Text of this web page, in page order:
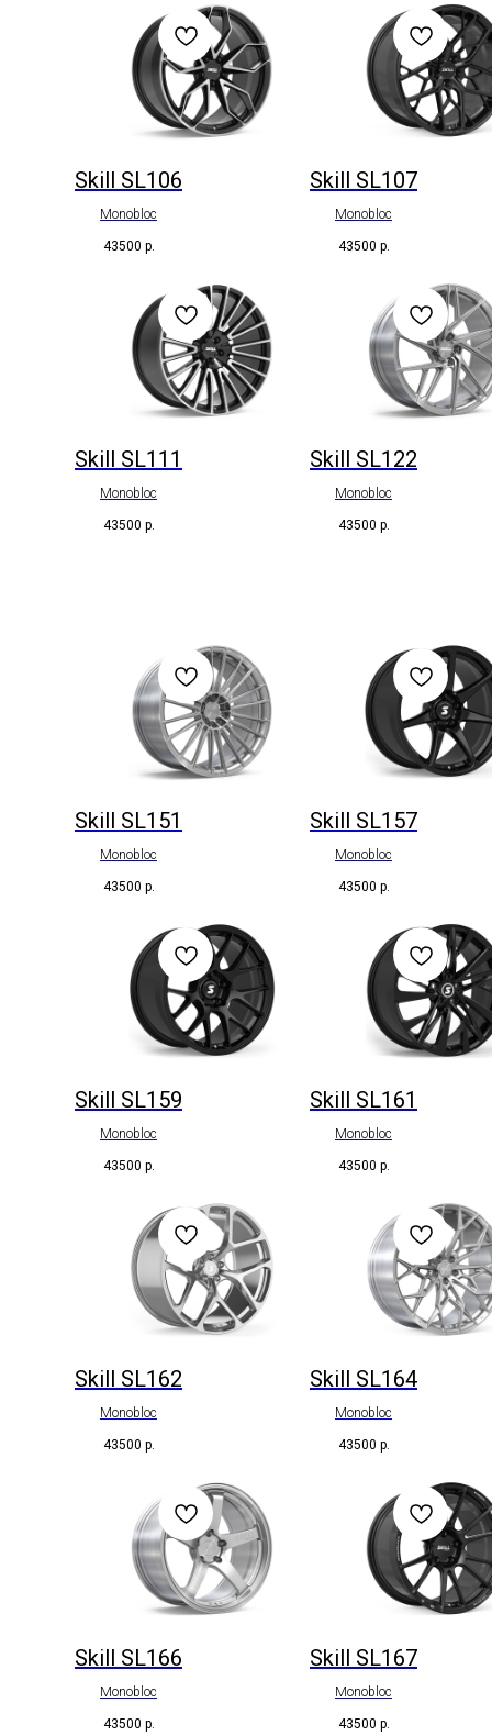
Skill SL106
Monobloc
43500 р.
Skill SL107
Monobloc
43500 р.
Skill SL111
Monobloc
43500 р.
Skill SL122
Monobloc
43500 р.
Skill SL151
Monobloc
43500 р.
Skill SL157
Monobloc
43500 р.
Skill SL159
Monobloc
43500 р.
Skill SL161
Monobloc
43500 р.
Skill SL162
Monobloc
43500 р.
Skill SL164
Monobloc
43500 р.
Skill SL166
Monobloc
43500 р.
Skill SL167
Monobloc
43500 р.